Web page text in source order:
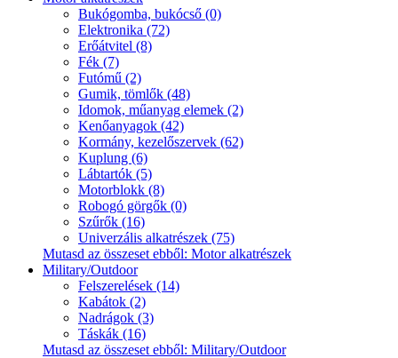
Bukógomba, bukócső (0)
Elektronika (72)
Erőátvitel (8)
Fék (7)
Futómű (2)
Gumik, tömlők (48)
Idomok, műanyag elemek (2)
Kenőanyagok (42)
Kormány, kezelőszervek (62)
Kuplung (6)
Lábtartók (5)
Motorblokk (8)
Robogó görgők (0)
Szűrők (16)
Univerzális alkatrészek (75)
Mutasd az összeset ebből: Motor alkatrészek
Military/Outdoor
Felszerelések (14)
Kabátok (2)
Nadrágok (3)
Táskák (16)
Mutasd az összeset ebből: Military/Outdoor